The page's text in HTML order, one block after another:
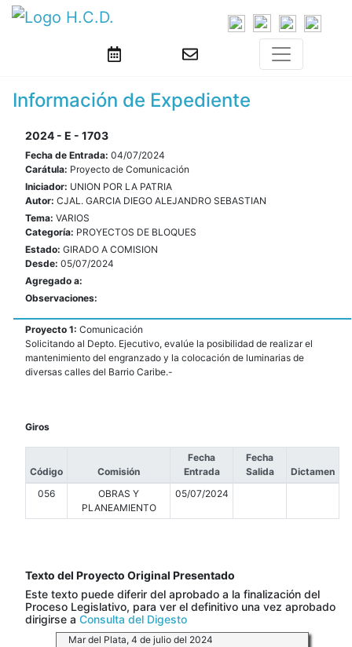
Información de Expediente
2024 - E - 1703
Fecha de Entrada: 04/07/2024
Carátula: Proyecto de Comunicación
Iniciador: UNION POR LA PATRIA
Autor: CJAL. GARCIA DIEGO ALEJANDRO SEBASTIAN
Tema: VARIOS
Categoría: PROYECTOS DE BLOQUES
Estado: GIRADO A COMISION
Desde: 05/07/2024
Agregado a:
Observaciones:
Proyecto 1: Comunicación
Solicitando al Depto. Ejecutivo, evalúe la posibilidad de realizar el
mantenimiento del engranzado y la colocación de luminarias de
diversas calles del Barrio Caribe.-
Giros
Código Comisión
Fecha
Entrada
Fecha
Salida
Dictamen
056
OBRAS Y
PLANEAMIENTO
05/07/2024
Texto del Proyecto Original Presentado
Este texto puede diferir del aprobado a la finalización del
Proceso Legislativo, para ver el definitivo una vez aprobado
dirigirse a Consulta del Digesto
Mar del Plata, 4 de julio del 2024